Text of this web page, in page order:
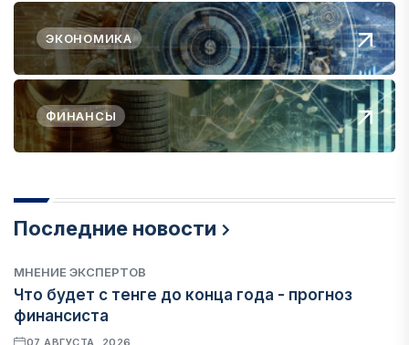
ЭКОНОМИКА
ФИНАНСЫ
Последние новости
МНЕНИЕ ЭКСПЕРТОВ
Что будет с тенге до конца года - прогноз
финансиста
07 АВГУСТА, 2026